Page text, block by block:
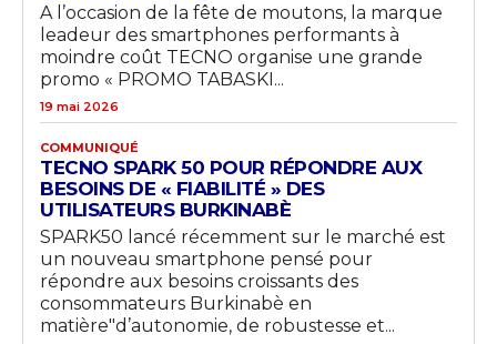
A l’occasion de la fête de moutons, la marque
leadeur des smartphones performants à
moindre coût TECNO organise une grande
promo « PROMO TABASKI...
19 mai 2026
COMMUNIQUÉ
TECNO SPARK 50 POUR RÉPONDRE AUX
BESOINS DE « FIABILITÉ » DES
UTILISATEURS BURKINABÈ
SPARK50 lancé récemment sur le marché est
un nouveau smartphone pensé pour
répondre aux besoins croissants des
consommateurs Burkinabè en
matière"d’autonomie, de robustesse et...